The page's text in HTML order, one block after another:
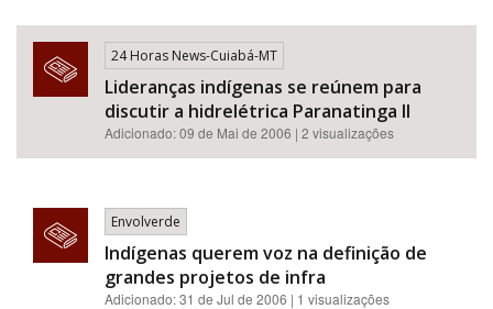
24 Horas News-Cuiabá-MT
Lideranças indígenas se reúnem para
discutir a hidrelétrica Paranatinga II
Adicionado: 09 de Mai de 2006 | 2 visualizações
Envolverde
Indígenas querem voz na definição de
grandes projetos de infra
Adicionado: 31 de Jul de 2006 | 1 visualizações